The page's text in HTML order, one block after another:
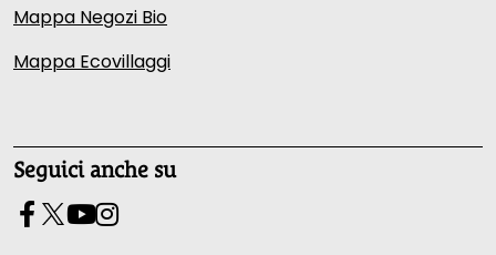
Mappa Negozi Bio
Mappa Ecovillaggi
Seguici anche su